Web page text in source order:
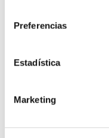
Preferencias
Estadística
Marketing
www.somospacientes.com